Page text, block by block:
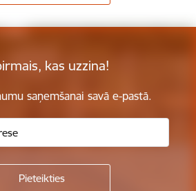
kas uzzina!
saņemšanai savā e-pastā.